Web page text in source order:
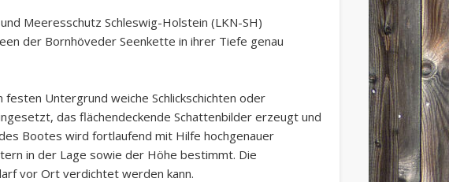
Meeresschutz Schleswig-Holstein (LKN-SH)
der Bornhöveder Seenkette in ihrer Tiefe genau
Untergrund weiche Schlickschichten oder
das flächendeckende Schattenbilder erzeugt und
Bootes wird fortlaufend mit Hilfe hochgenauer
in der Lage sowie der Höhe bestimmt. Die
vor Ort verdichtet werden kann.